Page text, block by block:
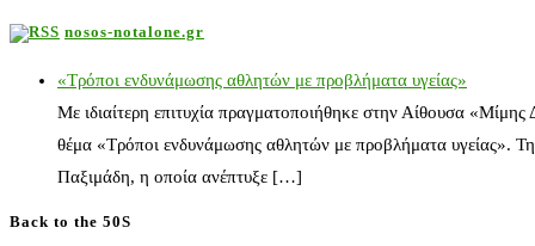
nosos-notalone.gr
«Τρόποι ενδυνάμωσης αθλητών με προβλήματα υγείας»
Με ιδιαίτερη επιτυχία πραγματοποιήθηκε στην Αίθουσα
θέμα «Τρόποι ενδυνάμωσης αθλητών με προβλήματα υγείας».
Παξιμάδη, η οποία ανέπτυξε […]
Back to the 50S